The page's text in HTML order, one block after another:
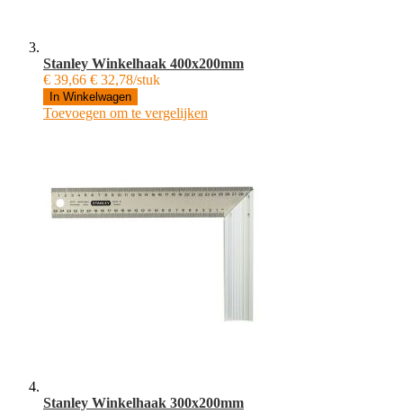
Stanley Winkelhaak 400x200mm
€ 39,66 € 32,78/stuk
In Winkelwagen
Toevoegen om te vergelijken
Stanley Winkelhaak 300x200mm